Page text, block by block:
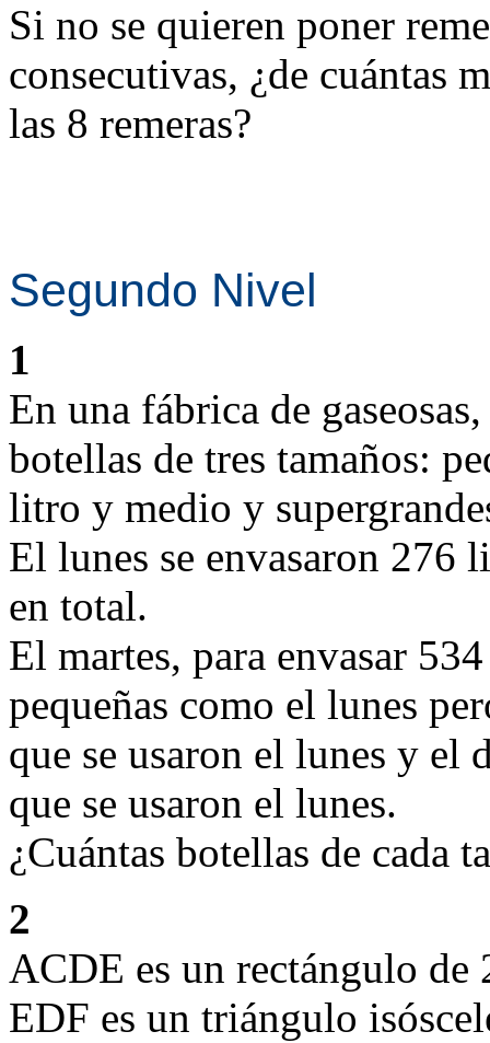
Si no se quieren poner
consecutivas, ¿de cuántas
las 8 remeras?
Segundo Nivel
1
En una fábrica de
botellas de tres tamaños:
litro y medio y
El lunes se envasaron
en total.
El martes, para envasar
pequeñas como el lunes
que se usaron el lunes y el
que se usaron el lunes.
¿Cuántas botellas de cada
2
ACDE es un rectángulo de
EDF es un triángulo